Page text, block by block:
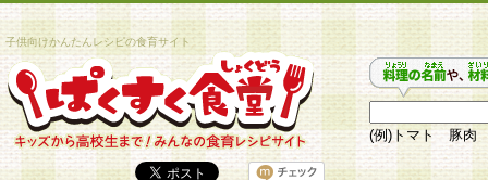
子供向けかんたんレシピの食育サイト
(例)トマト 豚肉